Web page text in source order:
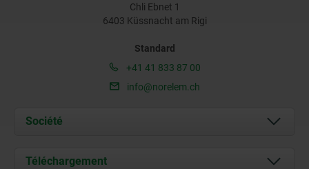
Chli Ebnet 1
6403 Küssnacht am Rigi
Standard
+41 41 833 87 00
info@norelem.ch
Société
À propos de nous
Téléchargement